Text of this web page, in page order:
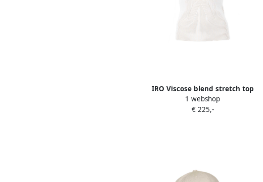
IRO Viscose blend stretch top
Calisti naturel
1 webshop
€ 225,-